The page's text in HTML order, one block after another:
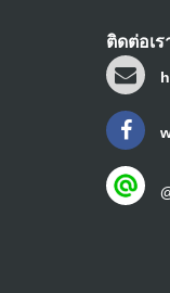
ติดต่อเร